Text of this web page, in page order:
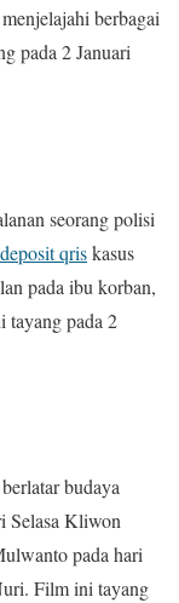
berbagai
pada 2 Januari
seorang polisi
qriskasus
pada ibu korban,
tayang pada 2
budaya
Selasa Kliwon
pada hari
Film ini tayang